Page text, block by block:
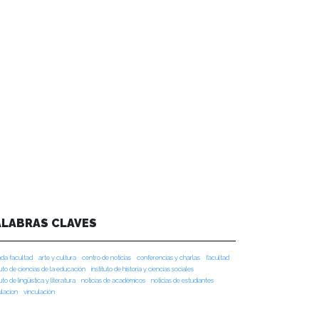
CLAVES
facultad arte y cultura centro de noticias conferencias y charlas
facultad
de ciencias de la educación
instituto de historia y ciencias sociales
de lingüística y literatura
noticias de académicos
noticias de estudiantes
vinculación